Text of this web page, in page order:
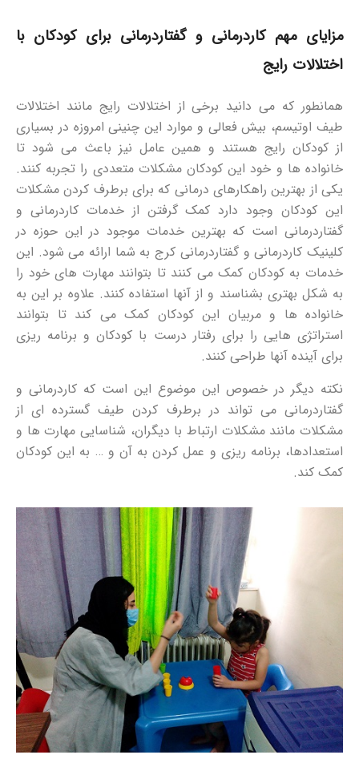
مزایای مهم کاردرمانی و گفتاردرمانی برای کودکان با
اختلالات رایج
همانطور که می دانید برخی از اختلالات رایج مانند اختلالات
طیف اوتیسم، بیش فعالی و موارد این چنینی امروزه در بسیاری
از کودکان رایج هستند و همین عامل نیز باعث می شود تا
خانواده ها و خود این کودکان مشکلات متعددی را تجربه کنند.
یکی از بهترین راهکارهای درمانی که برای برطرف کردن مشکلات
این کودکان وجود دارد کمک گرفتن از خدمات کاردرمانی و
گفتاردرمانی است که بهترین خدمات موجود در این حوزه در
کلینیک کاردرمانی و گفتاردرمانی کرج به شما ارائه می شود. این
خدمات به کودکان کمک می کنند تا بتوانند مهارت های خود را
به شکل بهتری بشناسند و از آنها استفاده کنند. علاوه بر این به
خانواده ها و مربیان این کودکان کمک می کند تا بتوانند
استراتژی هایی را برای رفتار درست با کودکان و برنامه ریزی
برای آینده آنها طراحی کنند.
نکته دیگر در خصوص این موضوع این است که کاردرمانی و
گفتاردرمانی می تواند در برطرف کردن طیف گسترده ای از
مشکلات مانند مشکلات ارتباط با دیگران، شناسایی مهارت ها و
استعدادها، برنامه ریزی و عمل کردن به آن و … به این کودکان
کمک کند.